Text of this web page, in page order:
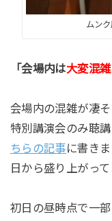
ムン
「会場内は大変混雑
会場内の混雑が凄
特別講演会のみ聴
ちらの記事に書き
日から盛り上がっ
初日の昼時点で一